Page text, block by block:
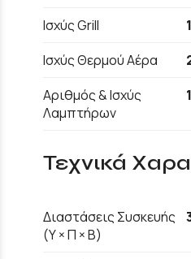
Ισχύς Grill
Ισχύς Θερμού Αέρα
Αριθμός & Ισχύς
Λαμπτήρων
Τεχνικά
Διαστάσεις Συσκευής
(Υ × Π × Β)